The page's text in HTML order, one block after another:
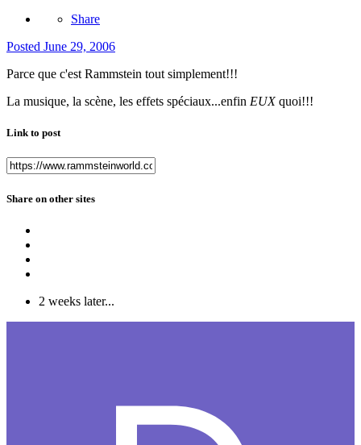
Share
Posted June 29, 2006
Parce que c'est Rammstein tout simplement!!!
La musique, la scène, les effets spéciaux...enfin EUXquoi!!!
Link to post
Share on other sites
2 weeks later...